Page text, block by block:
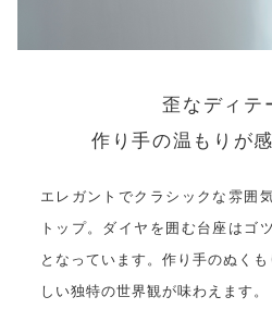
歪なディテ
作り手の温もりが
エレガントでクラシックな雰囲
トップ。ダイヤを囲む台座はゴ
となっています。作り手のぬく
しい独特の世界観が味わえます。